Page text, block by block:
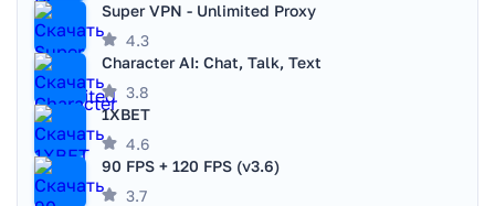
Super VPN - Unlimited Proxy
4.3
Character AI: Chat, Talk, Text
3.8
1XBET
4.6
90 FPS + 120 FPS (v3.6)
3.7